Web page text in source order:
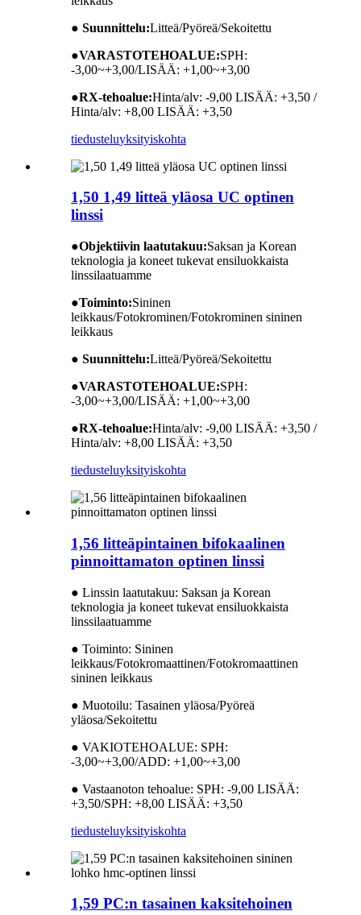
● Suunnittelu:Litteä/Pyöreä/Sekoitettu
●VARASTOTEHOALUE:SPH:
-3,00~+3,00/LISÄÄ: +1,00~+3,00
●RX-tehoalue:Hinta/alv: -9,00 LISÄÄ: +3,50 /
Hinta/alv: +8,00 LISÄÄ: +3,50
tiedusteluyksityiskohta
1,50 1,49 litteä yläosa UC optinen
linssi
●Objektiivin laatutakuu:Saksan ja Korean
teknologia ja koneet tukevat ensiluokkaista
linssilaatuamme
●Toiminto:Sininen
leikkaus/Fotokrominen/Fotokrominen sininen
leikkaus
● Suunnittelu:Litteä/Pyöreä/Sekoitettu
●VARASTOTEHOALUE:SPH:
-3,00~+3,00/LISÄÄ: +1,00~+3,00
●RX-tehoalue:Hinta/alv: -9,00 LISÄÄ: +3,50 /
Hinta/alv: +8,00 LISÄÄ: +3,50
tiedusteluyksityiskohta
1,56 litteäpintainen bifokaalinen
pinnoittamaton optinen linssi
● Linssin laatutakuu: Saksan ja Korean
teknologia ja koneet tukevat ensiluokkaista
linssilaatuamme
● Toiminto: Sininen
leikkaus/Fotokromaattinen/Fotokromaattinen
sininen leikkaus
● Muotoilu: Tasainen yläosa/Pyöreä
yläosa/Sekoitettu
● VAKIOTEHOALUE: SPH:
-3,00~+3,00/ADD: +1,00~+3,00
● Vastaanoton tehoalue: SPH: -9,00 LISÄÄ:
+3,50/SPH: +8,00 LISÄÄ: +3,50
tiedusteluyksityiskohta
1,59 PC:n tasainen kaksitehoinen